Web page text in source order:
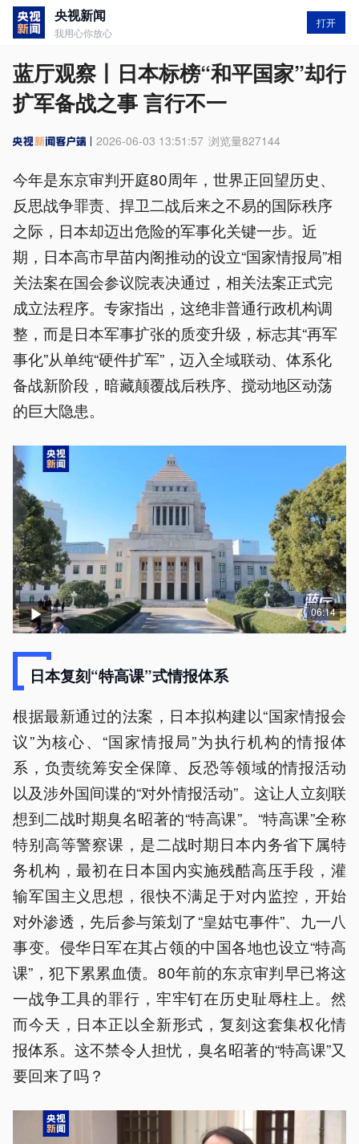
央视新闻
我用心你放心
打开
蓝厅观察丨日本标榜“和平国家”却行
扩军备战之事 言行不一
2026-06-03 13:51:57 浏览量827144
今年是东京审判开庭80周年，世界正回望历史、
反思战争罪责、捍卫二战后来之不易的国际秩序
之际，日本却迈出危险的军事化关键一步。近
期，日本高市早苗内阁推动的设立“国家情报局”相
关法案在国会参议院表决通过，相关法案正式完
成立法程序。专家指出，这绝非普通行政机构调
整，而是日本军事扩张的质变升级，标志其“再军
事化”从单纯“硬件扩军”，迈入全域联动、体系化
备战新阶段，暗藏颠覆战后秩序、搅动地区动荡
的巨大隐患。
06:14
日本复刻“特高课”式情报体系
根据最新通过的法案，日本拟构建以“国家情报会
议”为核心、“国家情报局”为执行机构的情报体
系，负责统筹安全保障、反恐等领域的情报活动
以及涉外国间谍的“对外情报活动”。这让人立刻联
想到二战时期臭名昭著的“特高课”。“特高课”全称
特别高等警察课，是二战时期日本内务省下属特
务机构，最初在日本国内实施残酷高压手段，灌
输军国主义思想，很快不满足于对内监控，开始
对外渗透，先后参与策划了“皇姑屯事件”、九一八
事变。侵华日军在其占领的中国各地也设立“特高
课”，犯下累累血债。80年前的东京审判早已将这
一战争工具的罪行，牢牢钉在历史耻辱柱上。然
而今天，日本正以全新形式，复刻这套集权化情
报体系。这不禁令人担忧，臭名昭著的“特高课”又
要回来了吗？